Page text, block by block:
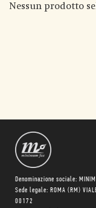
Nessun prodotto
Denominazione sociale:
Sede legale: ROMA (RM)
00172